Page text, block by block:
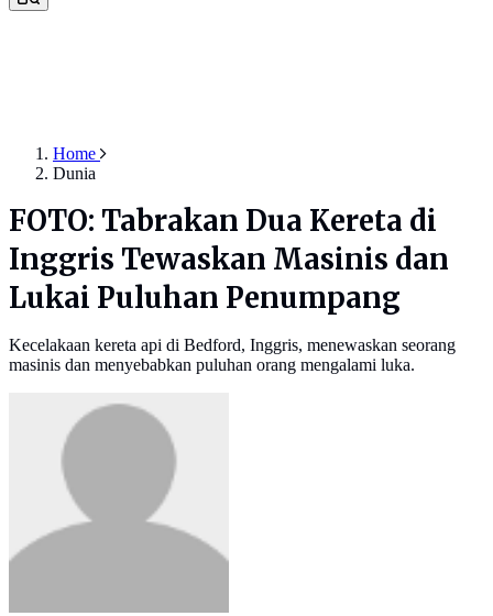
Home
Dunia
FOTO: Tabrakan Dua Kereta di
Inggris Tewaskan Masinis dan
Lukai Puluhan Penumpang
Kecelakaan kereta api di Bedford, Inggris, menewaskan seorang
masinis dan menyebabkan puluhan orang mengalami luka.